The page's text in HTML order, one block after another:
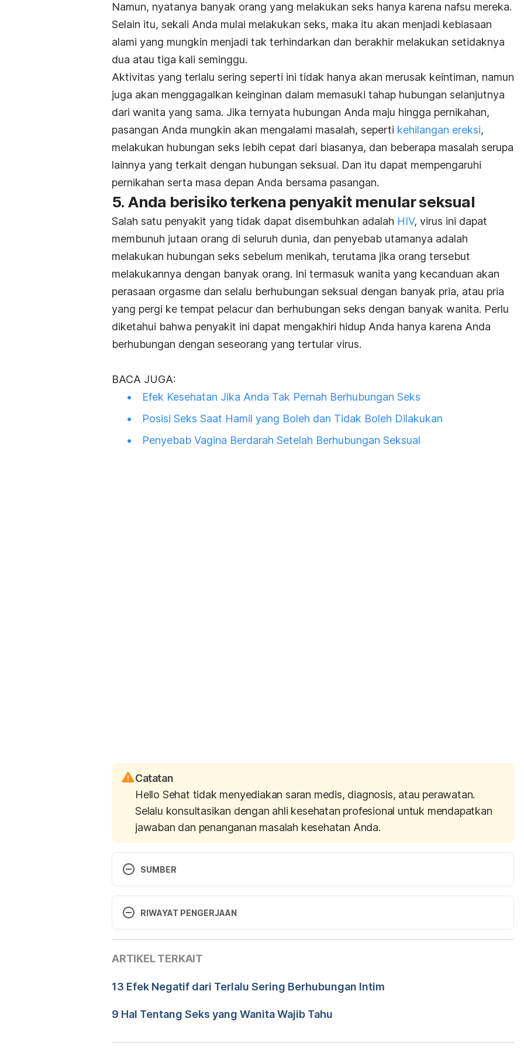
Namun, nyatanya banyak orang yang melakukan seks hanya karena nafsu mereka.
Selain itu, sekali Anda mulai melakukan seks, maka itu akan menjadi kebiasaan
alami yang mungkin menjadi tak terhindarkan dan berakhir melakukan setidaknya
dua atau tiga kali seminggu.
Aktivitas yang terlalu sering seperti ini tidak hanya akan merusak keintiman, namun
juga akan menggagalkan keinginan dalam memasuki tahap hubungan selanjutnya
dari wanita yang sama. Jika ternyata hubungan Anda maju hingga pernikahan,
pasangan Anda mungkin akan mengalami masalah, seperti kehilangan ereksi,
melakukan hubungan seks lebih cepat dari biasanya, dan beberapa masalah serupa
lainnya yang terkait dengan hubungan seksual. Dan itu dapat mempengaruhi
pernikahan serta masa depan Anda bersama pasangan.
5. Anda berisiko terkena penyakit menular seksual
Salah satu penyakit yang tidak dapat disembuhkan adalah HIV, virus ini dapat
membunuh jutaan orang di seluruh dunia, dan penyebab utamanya adalah
melakukan hubungan seks sebelum menikah, terutama jika orang tersebut
melakukannya dengan banyak orang. Ini termasuk wanita yang kecanduan akan
perasaan orgasme dan selalu berhubungan seksual dengan banyak pria, atau pria
yang pergi ke tempat pelacur dan berhubungan seks dengan banyak wanita. Perlu
diketahui bahwa penyakit ini dapat mengakhiri hidup Anda hanya karena Anda
berhubungan dengan seseorang yang tertular virus.
BACA JUGA:
Efek Kesehatan Jika Anda Tak Pernah Berhubungan Seks
Posisi Seks Saat Hamil yang Boleh dan Tidak Boleh Dilakukan
Penyebab Vagina Berdarah Setelah Berhubungan Seksual
Catatan
Hello Sehat tidak menyediakan saran medis, diagnosis, atau perawatan.
Selalu konsultasikan dengan ahli kesehatan profesional untuk mendapatkan
jawaban dan penanganan masalah kesehatan Anda.
SUMBER
before-marriage-advantages-and-disadvantages/. Accessed November 23, 2016.
RIWAYAT PENGERJAAN
07/01/2021
Ditinjau secara medis oleh dr. Andreas Wilson Setiawan, M.Kes.
ARTIKEL TERKAIT
13 Efek Negatif dari Terlalu Sering Berhubungan Intim
9 Hal Tentang Seks yang Wanita Wajib Tahu